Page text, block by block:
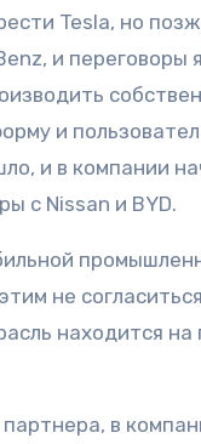
Tesla, но
и
и
и в компании
с Nissan и BYD.
не
находится
в